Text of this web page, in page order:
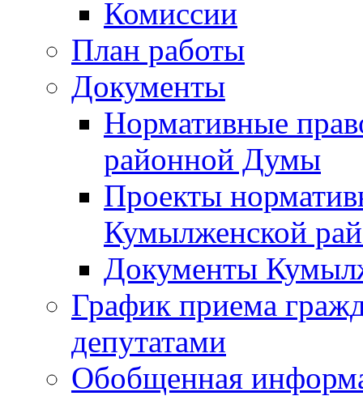
Комиссии
План работы
Документы
Нормативные
районной Думы
Проекты
Кумылженской
Документы
График приема
депутатами
Обобщенная